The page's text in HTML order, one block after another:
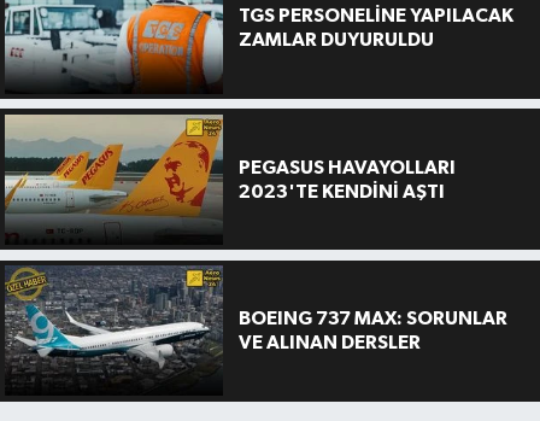
TGS PERSONELİNE YAPILACAK
ZAMLAR DUYURULDU
PEGASUS HAVAYOLLARI
2023'TE KENDİNİ AŞTI
BOEING 737 MAX: SORUNLAR
VE ALINAN DERSLER